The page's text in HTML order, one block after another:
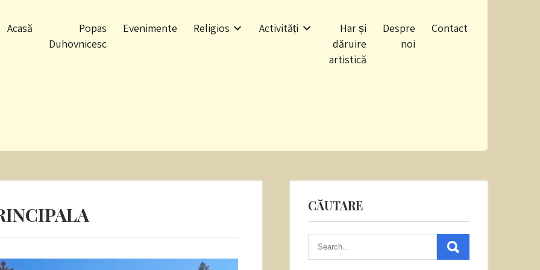
Acasă
Popas
Duhovnicesc
Evenimente Religios Activități
Har și
dăruire
artistică
Despre
noi
Contact
CĂUTARE